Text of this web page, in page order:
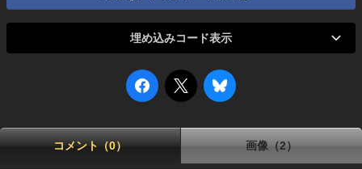
埋め込みコード表示
コメント（0） 画像（2）